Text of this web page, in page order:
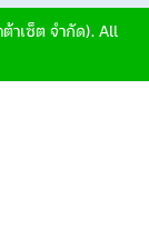
เซ็ต จำกัด). All